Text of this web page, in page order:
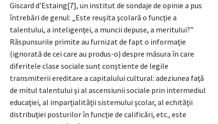
Giscard d’Estaing[7], un institut de sondaje de opinie a pus
întrebări de genul: „Este reuşita şcolară o funcţie a
talentului, a inteligenţei, a muncii depuse, a meritului?”
Răspunsurile primite au furnizat de fapt o informaţie
(ignorată de cei care au produs-o) despre măsura în care
diferitele clase sociale sunt conștiente de legile
transmiterii ereditare a capitalului cultural: adeziunea faţă
de mitul talentului şi al ascensiunii sociale prin intermediul
educaţiei, al imparţialităţii sistemului şcolar, al echităţii
distribuţiei posturilor în funcţie de calificări, etc., este